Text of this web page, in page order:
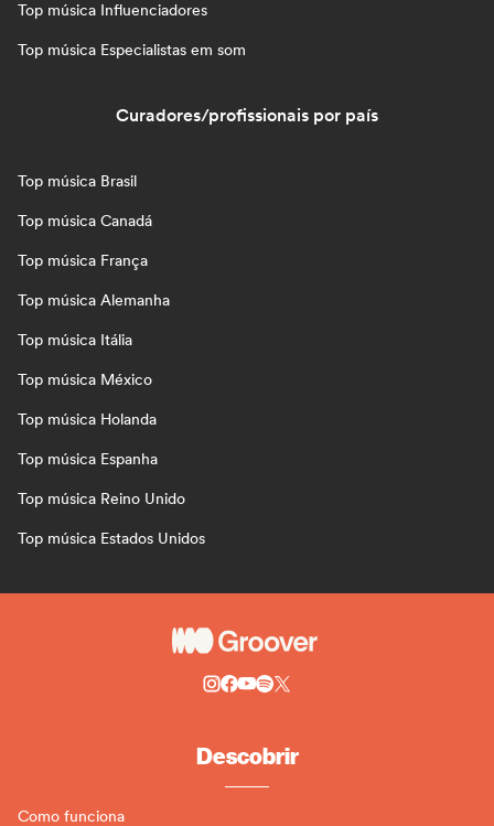
Top música Influenciadores
Top música Especialistas em som
Curadores/profissionais por país
Top música Brasil
Top música Canadá
Top música França
Top música Alemanha
Top música Itália
Top música México
Top música Holanda
Top música Espanha
Top música Reino Unido
Top música Estados Unidos
Descobrir
Como funciona